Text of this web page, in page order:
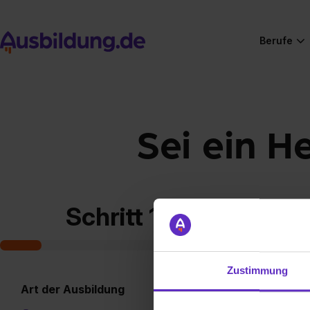
Zustimmung
Berufe
Sei ein
Schritt 1 von 7
Art der Ausbildung